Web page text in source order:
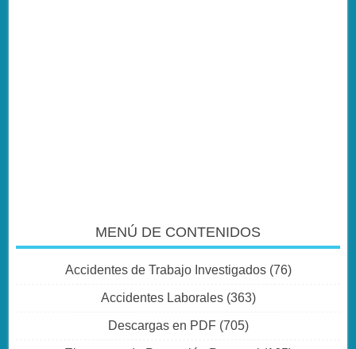
MENÚ DE CONTENIDOS
Accidentes de Trabajo Investigados(76)
Accidentes Laborales(363)
Descargas en PDF(705)